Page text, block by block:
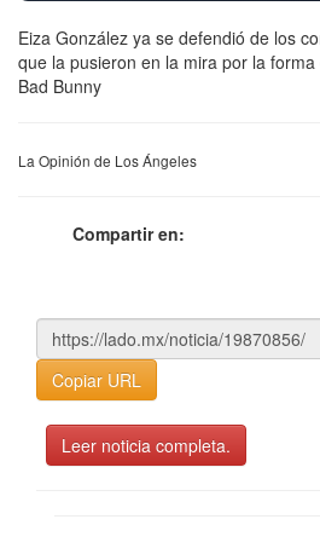
Eiza González ya se defendió de los
que la pusieron en la mira por la
Bad Bunny
La Opinión de Los Ángeles
Compartir en:
Copiar URL
Leer noticia completa.